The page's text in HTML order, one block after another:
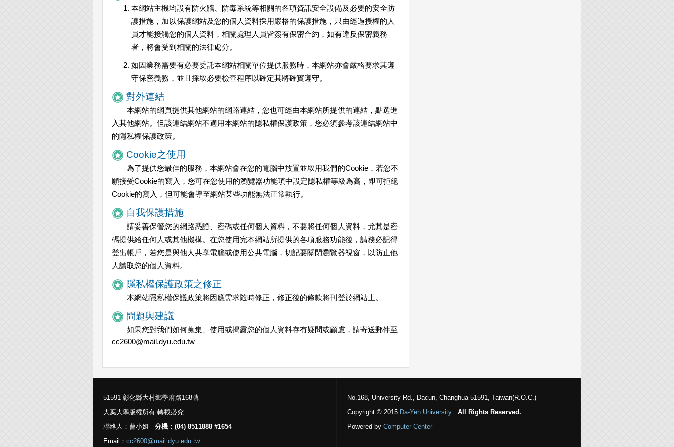
本網站主機均設有防火牆、防毒系統等相關的各項資訊安全設備及必要的安全防
護措施，加以保護網站及您的個人資料採用嚴格的保護措施，只由經過授權的人
員才能接觸您的個人資料，相關處理人員皆簽有保密合約，如有違反保密義務
者，將會受到相關的法律處分。
如因業務需要有必要委託本網站相關單位提供服務時，本網站亦會嚴格要求其遵
守保密義務，並且採取必要檢查程序以確定其將確實遵守。
對外連結
本網站的網頁提供其他網站的網路連結，您也可經由本網站所提供的連結，點選進
入其他網站。但該連結網站不適用本網站的隱私權保護政策，您必須參考該連結網站中
的隱私權保護政策。
Cookie之使用
為了提供您最佳的服務，本網站會在您的電腦中放置並取用我們的Cookie，若您不
願接受Cookie的寫入，您可在您使用的瀏覽器功能項中設定隱私權等級為高，即可拒絕
Cookie的寫入，但可能會導至網站某些功能無法正常執行。
自我保護措施
請妥善保管您的網路憑證、密碼或任何個人資料，不要將任何個人資料，尤其是密
碼提供給任何人或其他機構。在您使用完本網站所提供的各項服務功能後，請務必記得
登出帳戶，若您是與他人共享電腦或使用公共電腦，切記要關閉瀏覽器視窗，以防止他
人讀取您的個人資料。
隱私權保護政策之修正
本網站隱私權保護政策將因應需求隨時修正，修正後的條款將刊登於網站上。
問題與建議
如果您對我們如何蒐集、使用或揭露您的個人資料存有疑問或顧慮，請寄送郵件至
cc2600@mail.dyu.edu.tw
51591 彰化縣大村鄉學府路168號
大葉大學版權所有 轉載必究
聯絡人：曹小姐 分機：(04) 8511888 #1654
Email： cc2600@mail.dyu.edu.tw
No.168, University Rd., Dacun, Changhua 51591, Taiwan(R.O.C.)
Copyright © 2015 Da-Yeh University All Rights Reserved.
Powered by Computer Center